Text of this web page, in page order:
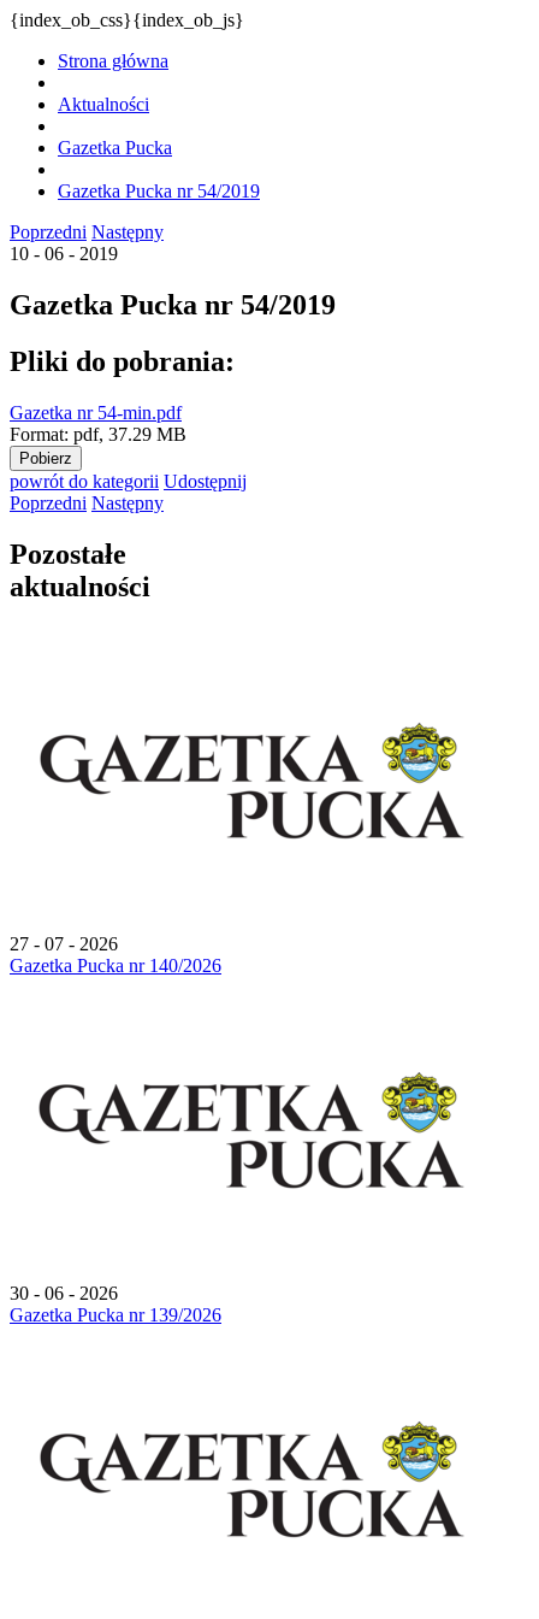
{index_ob_css}{index_ob_js}
Strona główna
Aktualności
Gazetka Pucka
Gazetka Pucka nr 54/2019
Poprzedni Następny
10 - 06 - 2019
Gazetka Pucka nr 54/2019
Pliki do pobrania:
Gazetka nr 54-min.pdf
Format: pdf, 37.29 MB
Pobierz
powrót do kategorii Udostępnij
Poprzedni Następny
Pozostałe
aktualności
27 - 07 - 2026
Gazetka Pucka nr 140/2026
30 - 06 - 2026
Gazetka Pucka nr 139/2026